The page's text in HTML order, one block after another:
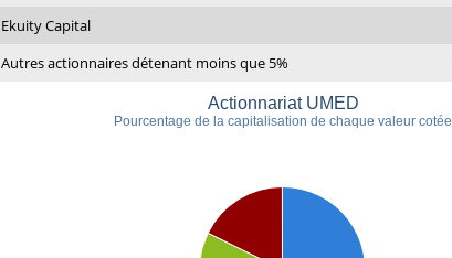
Ekuity Capital
Autres actionnaires détenant moins que 5%
Actionnariat UMED
Pourcentage de la capitalisation de chaque valeur cotée